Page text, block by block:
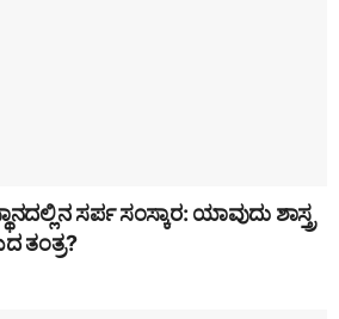
ಸರ್ಪ ಸಂಸ್ಕಾರ: ಯಾವುದು ಶಾಸ್ತ್ರ
ತಂತ್ರ?